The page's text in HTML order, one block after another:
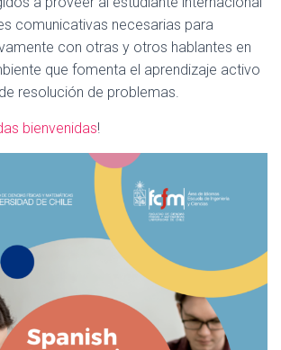
comunicativas necesarias para
con otras y otros hablantes en
que fomenta el aprendizaje activo
resolución de problemas.
bienvenidas!